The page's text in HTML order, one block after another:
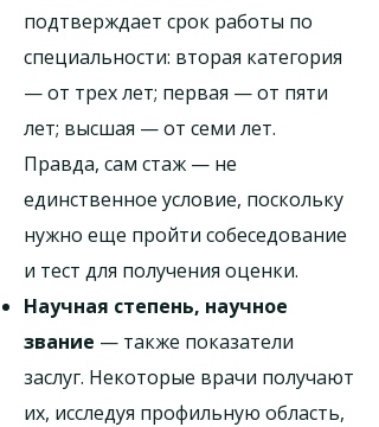
подтверждает срок работы по
специальности: вторая категория
— от трех лет; первая — от пяти
лет; высшая — от семи лет.
Правда, сам стаж — не
единственное условие, поскольку
нужно еще пройти собеседование
и тест для получения оценки.
Научная степень, научное
звание — также показатели
заслуг. Некоторые врачи получают
их, исследуя профильную область,